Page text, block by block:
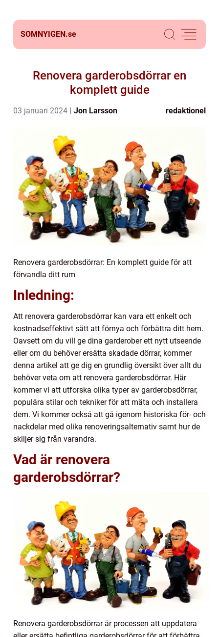
SOMNYIGEN.se
Renovera garderobsdörrar en
komplett guide
03 januari 2024 Jon Larsson redaktionel
Renovera garderobsdörrar: En komplett guide för att
förvandla ditt rum
Inledning:
Att renovera garderobsdörrar kan vara ett enkelt och
kostnadseffektivt sätt att förnya och förbättra ditt hem.
Oavsett om du vill ge dina garderober ett nytt utseende
eller om du behöver ersätta skadade dörrar, kommer
denna artikel att ge dig en grundlig översikt över allt du
behöver veta om att renovera garderobsdörrar. Här
kommer vi att utforska olika typer av garderobsdörrar,
populära stilar och tekniker för att mäta och installera
dem. Vi kommer också att gå igenom historiska för- och
nackdelar med olika renoveringsalternativ samt hur de
skiljer sig från varandra.
Vad är renovera
garderobsdörrar?
Renovera garderobsdörrar är processen att uppdatera